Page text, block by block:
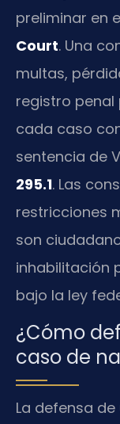
preliminar en
Court. Una
multas,
registro penal
cada caso
sentencia de
295.1. Las
restricciones
son
inhabilitación
bajo la ley
¿Cómo
caso de
La defensa